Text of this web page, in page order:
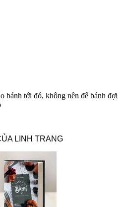
bánh tới đó, không nên để bánh đợi
LINH TRANG